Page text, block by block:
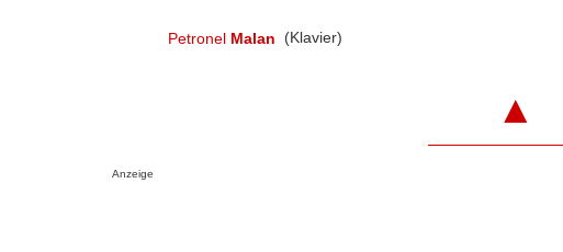
Petronel Malan (Klavier)
▲
Anzeige